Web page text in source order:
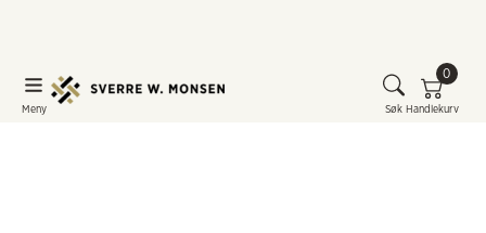
Søk
Meny
0
Handlekurv